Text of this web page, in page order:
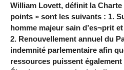
William Lovett, définit la
points » sont les suivants : 1.
homme majeur sain d’es¬prit
2. Renouvellement annuel du
indemnité parlementaire afin
ressources puissent